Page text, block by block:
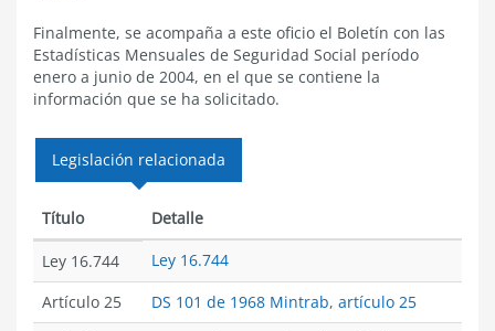
Finalmente, se acompaña a este oficio el Boletín con las
Estadísticas Mensuales de Seguridad Social período
enero a junio de 2004, en el que se contiene la
información que se ha solicitado.
Legislación relacionada
Título Detalle
Ley 16.744
Ley 16.744
Artículo 25
DS 101 de 1968 Mintrab, artículo 25